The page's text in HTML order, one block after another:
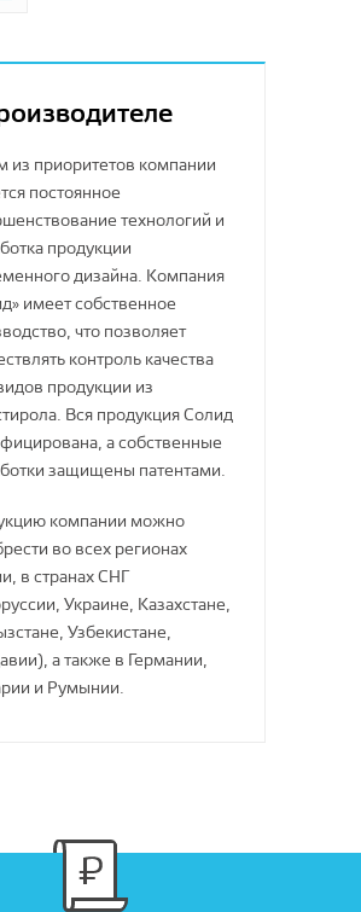
by Tarkett
by Tarkett
by Tarkett
линолеум
ПВХ покрытия
железнодорожного
полы SPC
Loc WRT
Glue-Down
Loc WRT
ковры
ковры
Турции
Бельгии
из приоритетов компании
постоянное
технологий и
продукции
дизайна. Компания
имеет собственное
что позволяет
контроль качества
продукции из
Вся продукция Солид
а собственные
защищены патентами.
компании можно
во всех регионах
в странах СНГ
Украине, Казахстане,
Узбекистане,
а также в Германии,
и Румынии.